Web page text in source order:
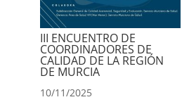
III ENCUENTRO DE
COORDINADORES DE
CALIDAD DE LA REGIÓN
DE MURCIA
10/11/2025